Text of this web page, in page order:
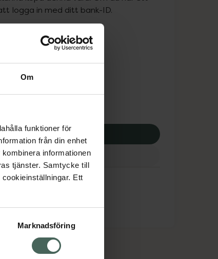
Om
funktioner för
från din enhet
informationen
tjänster. Samtycke till
Ett
Marknadsföring
logga in med ditt bank-ID.
recept
kr
ditt recept
och läkemedel